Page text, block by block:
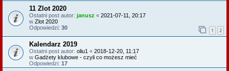
11 Zlot 2020
Ostatni post autor: janusz « 2021-07-11, 20:17
w Zlot 2020
Odpowiedzi: 30 1 2
Kalendarz 2019
Ostatni post autor: oliu1 « 2018-12-20, 11:17
w Gadżety klubowe - czyli co możesz mieć
Odpowiedzi: 17